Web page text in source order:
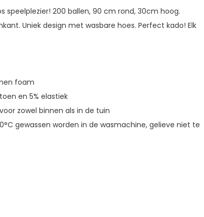
speelplezier! 200 ballen, 90 cm rond, 30cm hoog.
Uniek design met wasbare hoes. Perfect kado! Elk
foam
en 5% elastiek
zowel binnen als in de tuin
gewassen worden in de wasmachine, gelieve niet te